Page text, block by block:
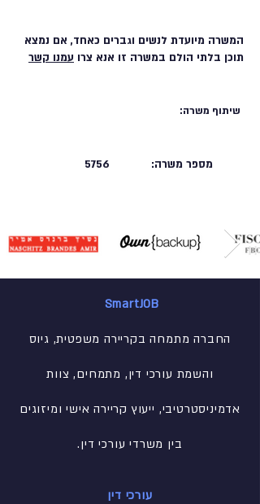
המשרה מיועדת לנשים וגברים כאחד, אם נמצא
תוכן בלתי הולם במשרה זו אנא צרו עמנו קשר
שיתוף משרה:
5756 מספר משרה:
SmartJOB
החברה מתמחה בקריירה משפטית, גיוס
והשמת עורכי דין, מתמחים, צוות
אדמיניסטרטיבי, ייעוץ קריירה אישי ומיזוגים
בין משרדי עורכי דין.
עורכי דין